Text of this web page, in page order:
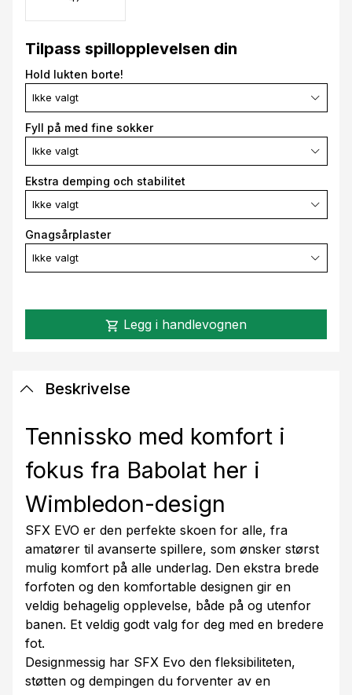
Tilpass spillopplevelsen din
Hold lukten borte!
Ikke valgt
Fyll på med fine sokker
Ikke valgt
Ekstra demping och stabilitet
Ikke valgt
Gnagsårplaster
Ikke valgt
shopping_cart Legg i handlevognen
Beskrivelse
Tennissko med komfort i
fokus fra Babolat her i
Wimbledon-design
SFX EVO er den perfekte skoen for alle, fra
amatører til avanserte spillere, som ønsker størst
mulig komfort på alle underlag. Den ekstra brede
forfoten og den komfortable designen gir en
veldig behagelig opplevelse, både på og utenfor
banen. Et veldig godt valg for deg med en bredere
fot.
Designmessig har SFX Evo den fleksibiliteten,
støtten og dempingen du forventer av en